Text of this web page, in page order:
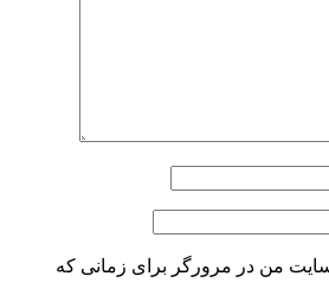
من در مرورگر برای زمانی که